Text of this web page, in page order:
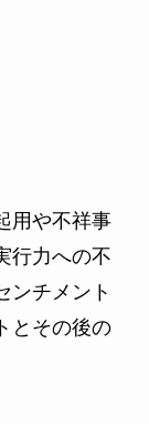
用や不祥事
行力への不
ンチメント
とその後の